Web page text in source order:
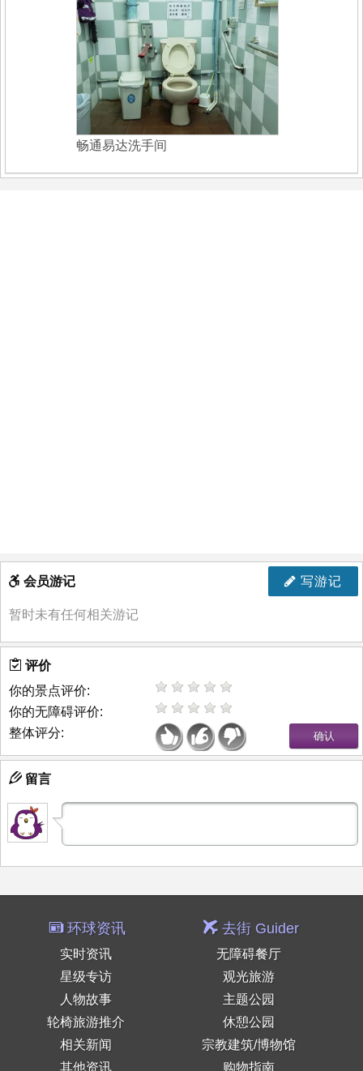
畅通易达洗手间
写游记
会员游记
暂时未有任何相关游记
评价
你的景点评价:
你的无障碍评价:
整体评分:
留言
环球资讯
实时资讯
星级专访
人物故事
轮椅旅游推介
相关新闻
其他资讯
去街 Guider
无障碍餐厅
观光旅游
主题公园
休憩公园
宗教建筑/博物馆
购物指南